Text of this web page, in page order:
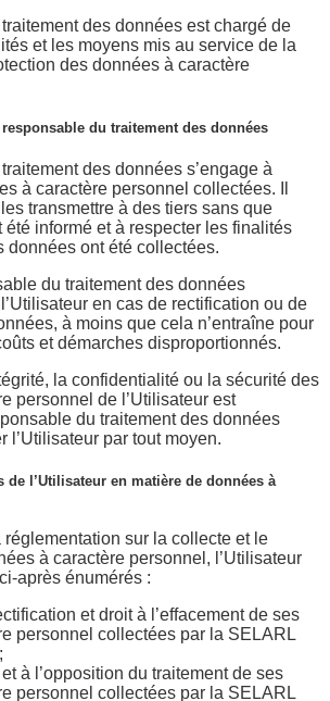
des données est chargé de
et les moyens mis au service de la
des données à caractère
du traitement des données
des données s’engage à
à caractère personnel collectées. Il
transmettre à des tiers sans que
été informé et à respecter les finalités
données ont été collectées.
du traitement des données
en cas de rectification ou de
à moins que cela n’entraîne pour
et démarches disproportionnés.
la confidentialité ou la sécurité des
personnel de l’Utilisateur est
du traitement des données
l’Utilisateur par tout moyen.
de l’Utilisateur en matière de données à
sur la collecte et le
à caractère personnel, l’Utilisateur
après énumérés :
et droit à l’effacement de ses
personnel collectées par la SELARL
à l’opposition du traitement de ses
personnel collectées par la SELARL